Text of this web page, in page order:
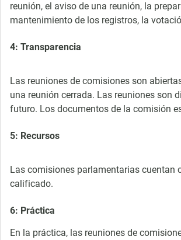
reunión, el aviso de una reunión, la
mantenimiento de los registros, la
4: Transparencia
Las reuniones de comisiones son
una reunión cerrada. Las reuniones son
futuro. Los documentos de la comisión
5: Recursos
Las comisiones parlamentarias cuentan
calificado.
6: Práctica
En la práctica, las reuniones de